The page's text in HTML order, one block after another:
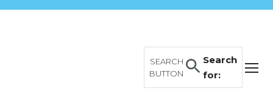
Search
for:
SEARCH
BUTTON